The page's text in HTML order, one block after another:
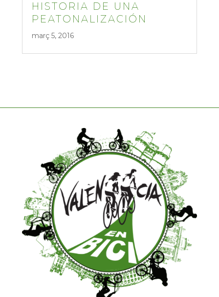
HISTORIA DE UNA
PEATONALIZACIÓN
març 5, 2016